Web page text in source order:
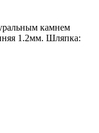
камнем
1.2мм. Шляпка: